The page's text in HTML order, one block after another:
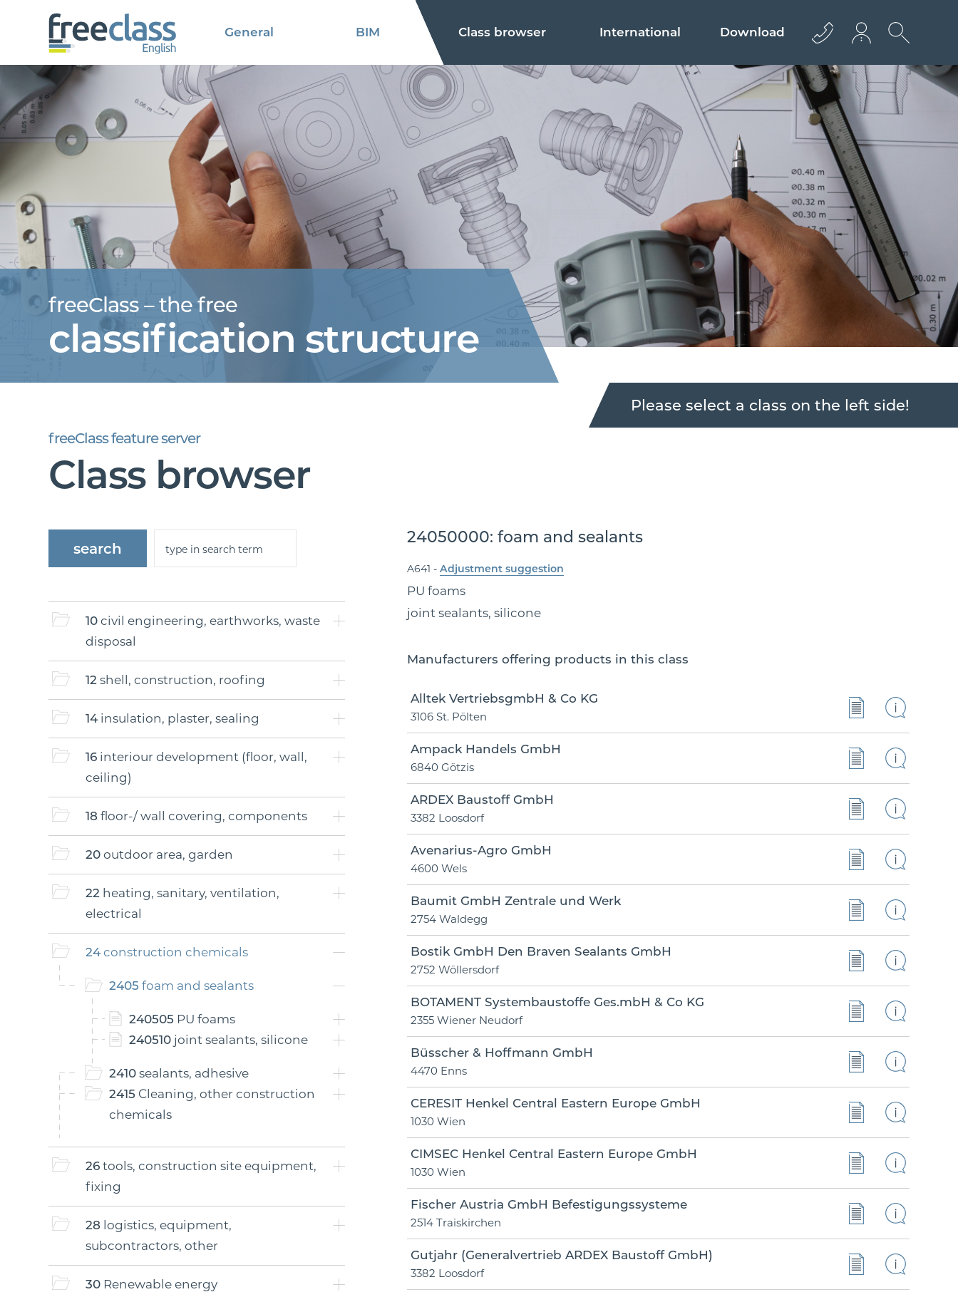
General BIM Class browser
Adjustment suggestion
International Download
+43 512 362233
info@euro­bau.com
freeClass – the free
classification structure
Please select a class on the left side!
freeClass feature server
Class browser
10 civil engineering, earthworks, waste
disposal
12 shell, construction, roofing
14insulation, plaster, sealing
16 interiour development (floor, wall,
ceiling)
18 floor-/ wall covering, components
20 outdoor area, garden
22 heating, sanitary, ventilation,
electrical
24construction chemicals
2405 foam and sealants
240505 PU foams
240510 joint sealants, silicone
2410 sealants, adhesive
2415 Cleaning, other construction
chemicals
26 tools, construction site equipment,
fixing
28 logistics, equipment,
subcontractors, other
30 Renewable energy
24050000: foam and sealants
A641 - Adjustment suggestion
PU foams
joint sealants, silicone
Manufacturers offering products in this class
Alltek VertriebsgmbH & Co KG
3106 St. Pölten
Ampack Handels GmbH
6840 Götzis
ARDEX Baustoff GmbH
3382 Loosdorf
Avenarius-Agro GmbH
4600 Wels
Baumit GmbH Zentrale und Werk
2754 Waldegg
Bostik GmbH Den Braven Sealants GmbH
2752 Wöllersdorf
BOTAMENT Systembaustoffe Ges.mbH & Co KG
2355 Wiener Neudorf
Büsscher & Hoffmann GmbH
4470 Enns
CERESIT Henkel Central Eastern Europe GmbH
1030 Wien
CIMSEC Henkel Central Eastern Europe GmbH
1030 Wien
Fischer Austria GmbH Befestigungssysteme
2514 Traiskirchen
Gutjahr (Generalvertrieb ARDEX Baustoff GmbH)
3382 Loosdorf